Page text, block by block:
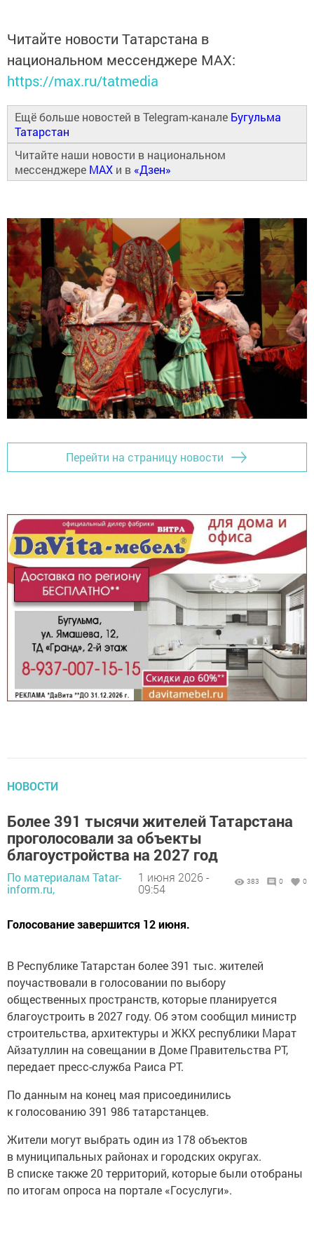
Читайте новости Татарстана в
национальном мессенджере MАХ:
https://max.ru/tatmedia
Ещё больше новостей в Telegram-канале Бугульма
Татарстан
Читайте наши новости в национальном
мессенджере MAX и в «Дзен»
Перейти на страницу новости
НОВОСТИ
Более 391 тысячи жителей Татарстана
проголосовали за объекты
благоустройства на 2027 год
По материалам Tatar-
inform.ru,
1 июня 2026 -
09:54
383 0 0
Голосование завершится 12 июня.
В Республике Татарстан более 391 тыс. жителей
поучаствовали в голосовании по выбору
общественных пространств, которые планируется
благоустроить в 2027 году. Об этом сообщил министр
строительства, архитектуры и ЖКХ республики Марат
Айзатуллин на совещании в Доме Правительства РТ,
передает пресс-служба Раиса РТ.
По данным на конец мая присоединились
к голосованию 391 986 татарстанцев.
Жители могут выбрать один из 178 объектов
в муниципальных районах и городских округах.
В списке также 20 территорий, которые были отобраны
по итогам опроса на портале «Госуслуги».